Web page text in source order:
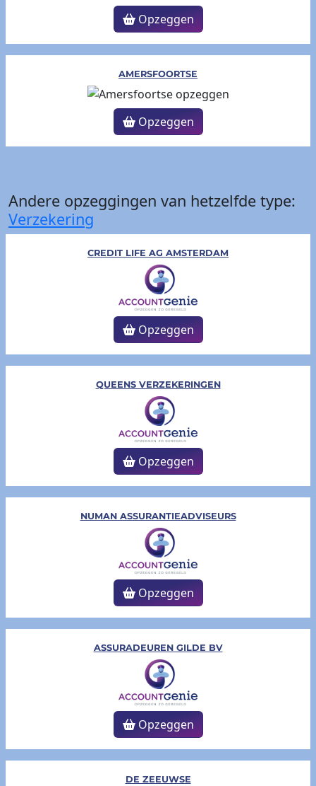
Opzeggen
AMERSFOORTSE
Opzeggen
Andere opzeggingen van hetzelfde type:
Verzekering
CREDIT LIFE AG AMSTERDAM
Opzeggen
QUEENS VERZEKERINGEN
Opzeggen
NUMAN ASSURANTIEADVISEURS
Opzeggen
ASSURADEUREN GILDE BV
Opzeggen
DE ZEEUWSE